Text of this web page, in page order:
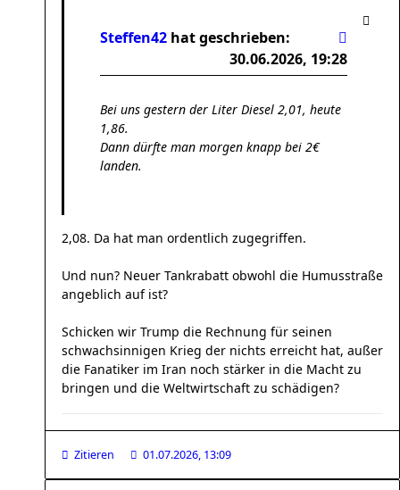
Steffen42 hat geschrieben:
30.06.2026, 19:28
Bei uns gestern der Liter Diesel 2,01, heute
1,86.
Dann dürfte man morgen knapp bei 2€
landen.
2,08. Da hat man ordentlich zugegriffen.
Und nun? Neuer Tankrabatt obwohl die Humusstraße
angeblich auf ist?
Schicken wir Trump die Rechnung für seinen
schwachsinnigen Krieg der nichts erreicht hat, außer
die Fanatiker im Iran noch stärker in die Macht zu
bringen und die Weltwirtschaft zu schädigen?
Zitieren 01.07.2026, 13:09